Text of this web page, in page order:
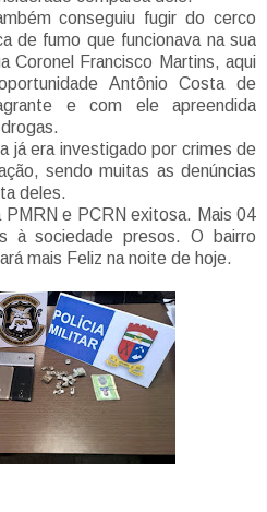
conseguiu fugir do cerco
de fumo que funcionava na sua
Coronel Francisco Martins, aqui
Antônio Costa de
e com ele apreendida
já era investigado por crimes de
sendo muitas as denúncias
deles.
PMRN e PCRN exitosa. Mais 04
à sociedade presos. O bairro
mais Feliz na noite de hoje.